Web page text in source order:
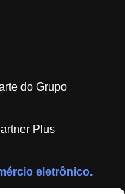
do Grupo
Plus
eletrônico.